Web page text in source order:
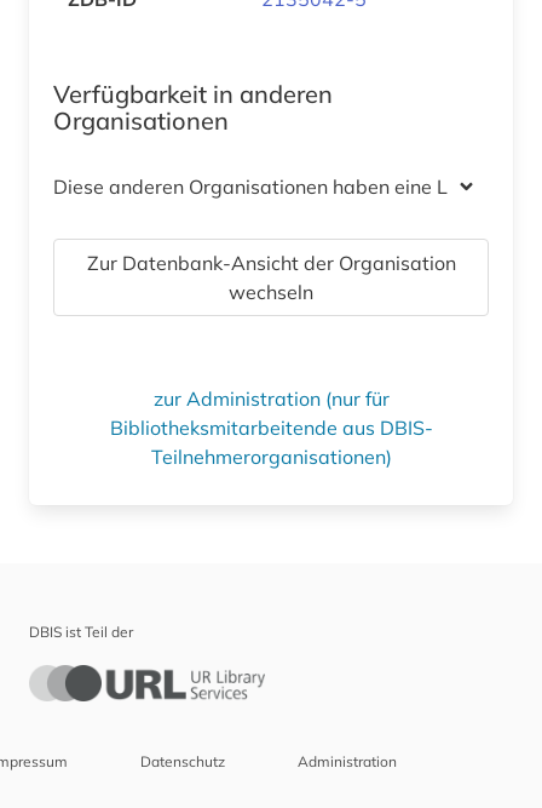
Verfügbarkeit in anderen
Organisationen
Diese anderen Organisationen haben eine Lizenz
Zur Datenbank-Ansicht der Organisation
wechseln
zur Administration (nur für
Bibliotheksmitarbeitende aus DBIS-
Teilnehmerorganisationen)
DBIS ist Teil der
Datenschutz Administration